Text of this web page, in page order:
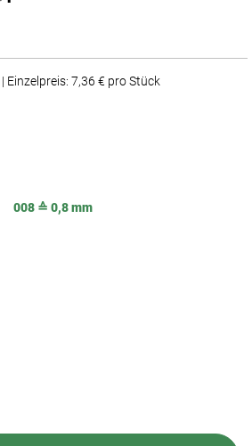
Einzelpreis: 7,36 € pro Stück
008 ≙ 0,8 mm